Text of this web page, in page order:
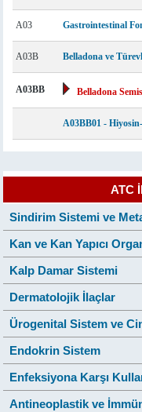
A03 Gastrointestinal
A03B Belladona ve
A03BB Belladona
A03BB01 -
ATC
Sindirim Sistemi ve
Kan ve Kan Yapıcı
Kalp Damar Sistemi
Dermatolojik İlaçlar
Ürogenital Sistem ve
Endokrin Sistem
Enfeksiyona Karşı
Antineoplastik ve